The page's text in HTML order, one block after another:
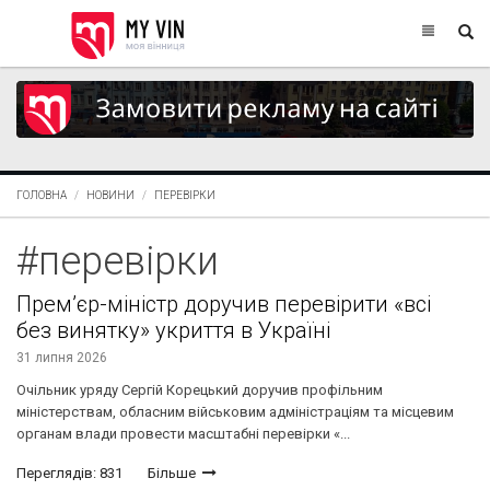
ГОЛОВНА НОВИНИ ПЕРЕВІРКИ
#перевірки
Прем’єр-міністр доручив перевірити «всі
без винятку» укриття в Україні
31 липня 2026
Очільник уряду Сергій Корецький доручив профільним
міністерствам, обласним військовим адміністраціям та місцевим
органам влади провести масштабні перевірки «...
Переглядів: 831 Більше